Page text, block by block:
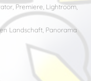
Premiere, Lightroom,
Landschaft, Panorama